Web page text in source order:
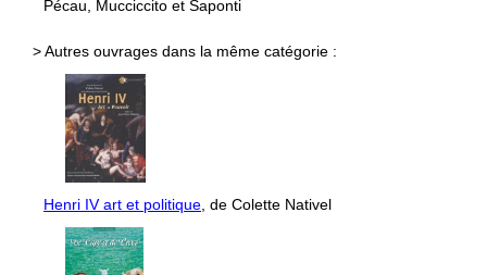
Pécau, Mucciccito et Saponti
> Autres ouvrages dans la même catégorie :
Henri IV art et politique , de Colette Nativel